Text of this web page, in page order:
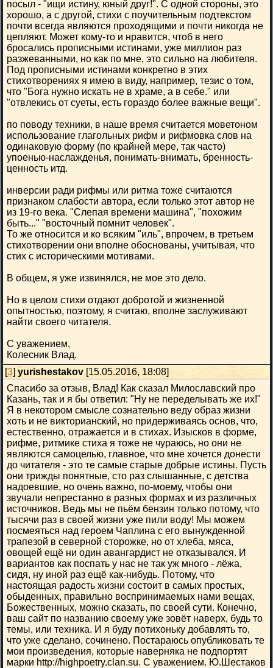
посыл - "ищи истину, юный друг!". С одной стороны, это
хорошо, а с другой, стихи с поучительным подтекстом
почти всегда являются проходящими и почти никогда не
цепляют. Может кому-то и нравится, чтоб в него
бросались прописными истинами, уже миллион раз
разжеванными, но как по мне, это сильно на любителя.
Под прописными истинами конкретно в этих
стихотворениях я имею в виду, например, тезис о том,
что "Бога нужно искать не в храме, а в себе." или
"отвлекись от суеты, есть гораздо более важные вещи".
по поводу техники, в наше время считается моветоном
использование глагольных рифм и рифмовка слов на
одинаковую форму (по крайней мере, так часто)
упоенью-наслажденья, понимать-внимать, бренность-
ценность итд.
инверсии ради рифмы или ритма тоже считаются
признаком слабости автора, если только этот автор не
из 19-го века. "Слепая времени машина", "похожим
быть..." "восточный помнит человек".
То же относится и ко всяким "иль", впрочем, в третьем
стихотворении они вполне обоснованы, учитывая, что
стих с историческими мотивами.
В общем, я уже извинялся, не мое это дело.
Но в целом стихи отдают добротой и жизненной
опытностью, поэтому, я считаю, вполне заслуживают
найти своего читателя.
С уважением,
Колесник Влад.
[3] yurishestakov [15.05.2016, 18:08]
Спасибо за отзыв, Влад! Как сказал Милославский про
Казань, так и я бы ответил: "Ну не переделывать же их!"
Я в некотором смысле сознательно веду образ жизни
хоть и не викторианский, но придерживаясь основ, что,
естественно, отражается и в стихах. Изысков в форме,
рифме, ритмике стиха я тоже не чураюсь, но они не
являются самоцелью, главное, что мне хочется донести
до читателя - это те самые старые добрые истины. Пусть
они трижды понятные, сто раз слышанные, с детства
надоевшие, но очень важно, по-моему, чтобы они
звучали непрестанно в разных формах и из различных
источников. Ведь мы не пьём бензин только потому, что
тысячи раз в своей жизни уже пили воду! Мы можем
посмеяться над героем Чаплина с его вынужденной
трапезой в северной сторожке, но от хлеба, мяса,
овощей ещё ни один авангардист не отказывался. И
вариантов как поспать у нас не так уж много - лёжа,
сидя, ну иной раз ещё как-нибудь. Потому, что
настоящая радость жизни состоит в самых простых,
обыденных, правильно воспринимаемых нами вещах,
Божественных, можно сказать, по своей сути. Конечно,
ваш сайт по названию своему уже зовёт наверх, будь то
темы, или техника. И я буду потихоньку добавлять то,
что уже сделано, сочинено. Постараюсь опубликовать те
мои произведения, которые наверняка не подпортят
марки http://highpoetry.clan.su. С уважением. Ю.Шестаков